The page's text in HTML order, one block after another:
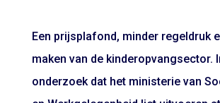
Een prijsplafond, minder regeldruk
maken van de kinderopvangsector.
onderzoek dat het ministerie van